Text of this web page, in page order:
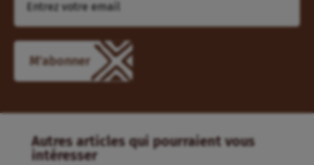
Autres articles qui pourraient vous
intéresser